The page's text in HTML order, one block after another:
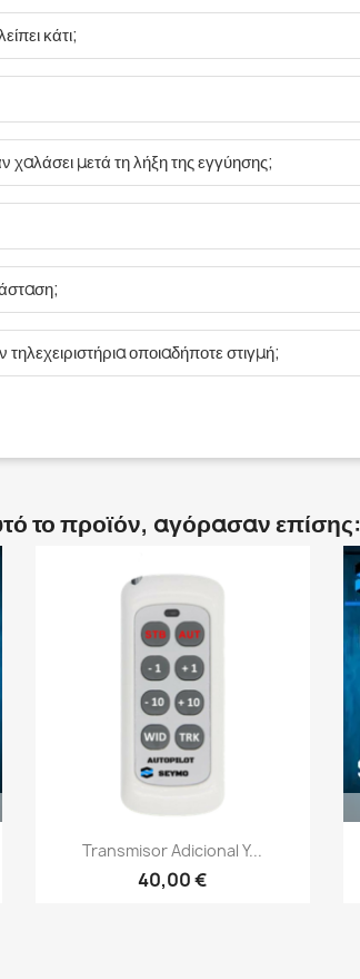
κάτι;
μετά τη λήξη της εγγύησης;
οποιαδήποτε στιγμή;
το προϊόν, αγόρασαν επίσης:
Γρήγορη προβολή
Transmisor Adicional Y...
40,00 €